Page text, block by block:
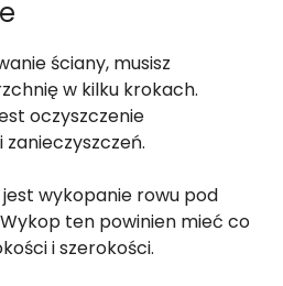
ściany, musisz
w kilku krokach.
oczyszczenie
wykopanie rowu pod
ten powinien mieć co
i szerokości.